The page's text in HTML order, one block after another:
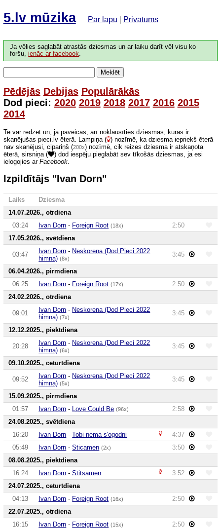
5.lv mūzika Par lapu Privātums
Ja vēlies saglabāt atrastās dziesmas un ar laiku darīt vēl visu ko
foršu,ienāc ar facebook.
Meklēt
Pēdējās Debijas Populārākās
Dod pieci: 2020 2019 2018 2017 2016 2015
2014
Te var redzēt un, ja paveicas, arī noklausīties dziesmas, kuras ir
skanējušas pieci.lv ēterā. Lampiņa ( ) nozīmē, ka dziesma iepriekš ēterā
nav skanējusi, cipariņš (200x) nozīmē, cik reizes dziesma ir atskaņota
ēterā, sirsniņa (
) dod iespēju pieglabāt sev tīkošās dziesmas, ja esi
ielogojies ar Facebook.
Izpildītājs "Ivan Dorn"
Laiks
Dziesma
14.07.2026., otrdiena
03:24
Ivan Dorn - Foreign Root (18x)
2:50
17.05.2026., svētdiena
03:47 Ivan Dorn - Neskorena (Dod Pieci 2022
himna) (8x)
3:45
06.04.2026., pirmdiena
06:25
Ivan Dorn - Foreign Root (17x)
2:50
24.02.2026., otrdiena
09:01 Ivan Dorn - Neskorena (Dod Pieci 2022
himna) (7x)
3:45
12.12.2025., piektdiena
20:28 Ivan Dorn - Neskorena (Dod Pieci 2022
himna) (6x)
3:45
09.10.2025., ceturtdiena
09:52 Ivan Dorn - Neskorena (Dod Pieci 2022
himna) (5x)
3:45
15.09.2025., pirmdiena
01:57
Ivan Dorn - Love Could Be (96x)
2:58
24.08.2025., svētdiena
16:20
Ivan Dorn -Tobi nema s'ogodni
4:37
05:49
Ivan Dorn -Sticamen (2x)
3:50
08.08.2025., piektdiena
16:24
Ivan Dorn -Stitsamen
3:52
24.07.2025., ceturtdiena
04:13
Ivan Dorn - Foreign Root (16x)
2:50
22.07.2025., otrdiena
16:15
Ivan Dorn - Foreign Root (15x)
2:50